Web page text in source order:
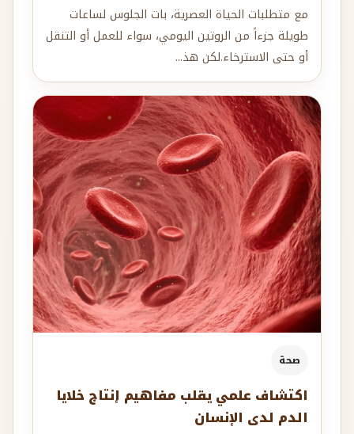
مع متطلبات الحياة العصرية، بات الجلوس لساعات
طويلة جزءاً من الروتين اليومي، سواء للعمل أو التنقل
أو حتى الاسترخاء.لكن هذ...
صحة
اكتشاف علمي يقلب مفاهيم إنتاج خلايا
الدم لدى الإنسان